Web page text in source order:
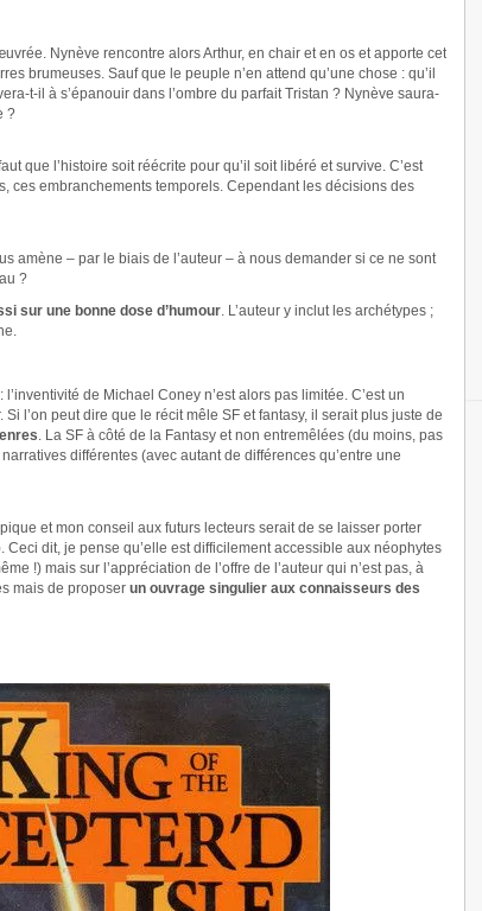
Nynève rencontre alors Arthur, en chair et en os et apporte cet
brumeuses. Sauf que le peuple n’en attend qu’une chose : qu’il
t-il à s’épanouir dans l’ombre du parfait Tristan ? Nynève saura-
?
que l’histoire soit réécrite pour qu’il soit libéré et survive. C’est
ces embranchements temporels. Cependant les décisions des
amène – par le biais de l’auteur – à nous demander si ce ne sont
?
sur une bonne dose d’humour. L’auteur y inclut les archétypes ;
l’inventivité de Michael Coney n’est alors pas limitée. C’est un
l’on peut dire que le récit mêle SF et fantasy, il serait plus juste de
. La SF à côté de la Fantasy et non entremêlées (du moins, pas
différentes (avec autant de différences qu’entre une
et mon conseil aux futurs lecteurs serait de se laisser porter
dit, je pense qu’elle est difficilement accessible aux néophytes
!) mais sur l’appréciation de l’offre de l’auteur qui n’est pas, à
mais de proposer un ouvrage singulier aux connaisseurs des